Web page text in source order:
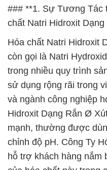
### **1. Sự Tương Tác
chất Natri Hidroxit
Hóa chất Natri Hidroxit
còn gọi là Natri
trong nhiều quy trình
sử dụng rộng rãi trong
và ngành công nghiệp
Hidroxit Dạng Rắn Ø
mạnh, thường được
chỉnh độ pH. Công Ty
hỗ trợ khách hàng